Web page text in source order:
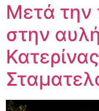
Μετά την
στην
Κατερίνας